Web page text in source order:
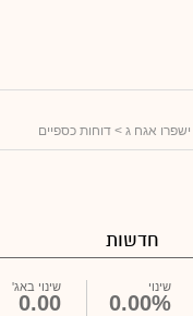
ישפרו אגח ג > דוחות כספיים
חדשות
שינוי
0.00%
שינוי באג'
0.00